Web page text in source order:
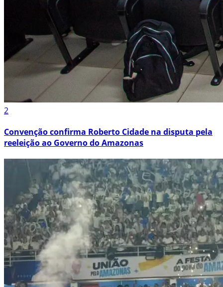
2
Convenção confirma Roberto Cidade na disputa pela
reeleição ao Governo do Amazonas